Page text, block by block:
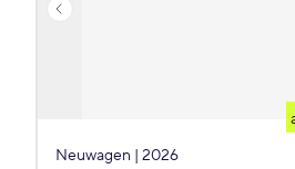
Neuwagen | 2026